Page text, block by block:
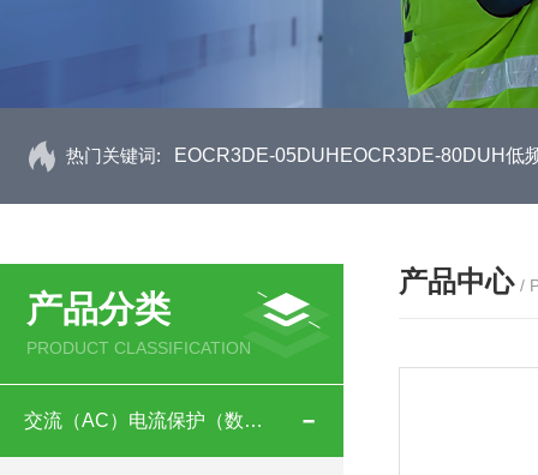
热门关键词: EOCR3DE-05DUHEOCR3DE-80DUH低
产品分类
PRODUCT CLASSIFICATION
交流（AC）电流保护（数码型）
产品中心 /